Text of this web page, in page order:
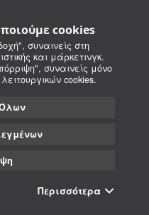
cookies
συναινείς στη
και μάρκετινγκ.
συναινείς μόνο
cookies.
Περισσότερα